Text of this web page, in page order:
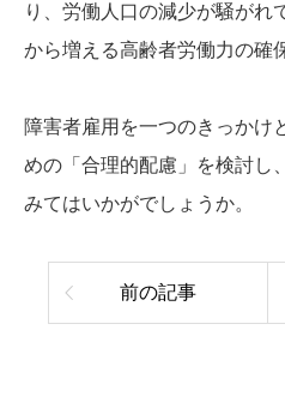
り、労働人口の減少が騒がれ
から増える高齢者労働力の確
障害者雇用を一つのきっかけ
めの「合理的配慮」を検討し
みてはいかがでしょうか。
前の記事